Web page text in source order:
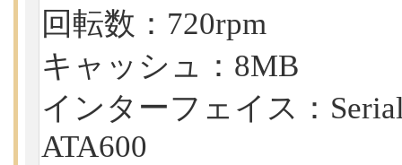
回転数：720rpm
キャッシュ：8MB
インターフェイス：
ATA600